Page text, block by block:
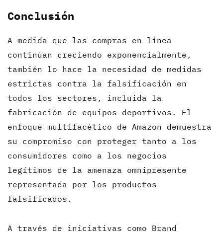
Conclusión
A medida que las compras en línea
continúan creciendo exponencialmente,
también lo hace la necesidad de medidas
estrictas contra la falsificación en
todos los sectores, incluida la
fabricación de equipos deportivos. El
enfoque multifacético de Amazon demuestra
su compromiso con proteger tanto a los
consumidores como a los negocios
legítimos de la amenaza omnipresente
representada por los productos
falsificados.
A través de iniciativas como Brand